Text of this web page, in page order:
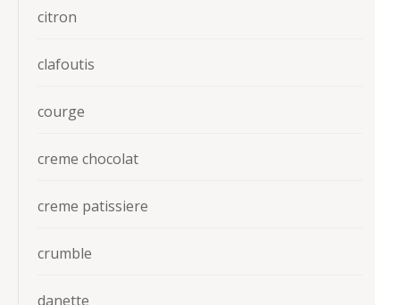
citron
clafoutis
courge
creme chocolat
creme patissiere
crumble
danette